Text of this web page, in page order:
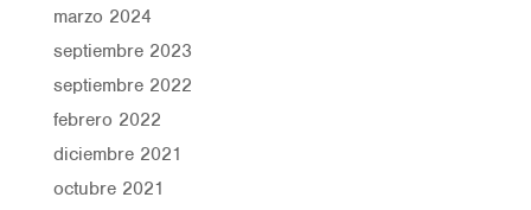
marzo 2024
septiembre 2023
septiembre 2022
febrero 2022
diciembre 2021
octubre 2021